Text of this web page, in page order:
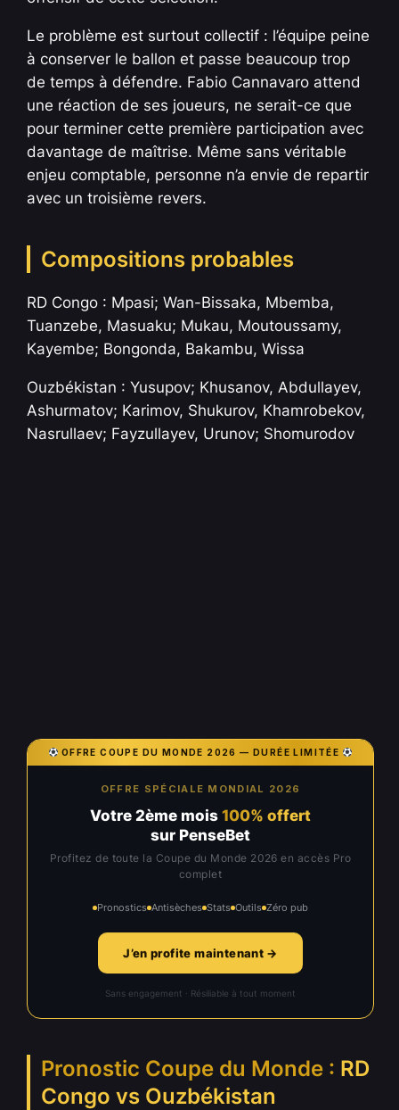
Le problème est surtout collectif : l’équipe peine
à conserver le ballon et passe beaucoup trop
de temps à défendre. Fabio Cannavaro attend
une réaction de ses joueurs, ne serait-ce que
pour terminer cette première participation avec
davantage de maîtrise. Même sans véritable
enjeu comptable, personne n’a envie de repartir
avec un troisième revers.
Compositions probables
RD Congo : Mpasi; Wan-Bissaka, Mbemba,
Tuanzebe, Masuaku; Mukau, Moutoussamy,
Kayembe; Bongonda, Bakambu, Wissa
Ouzbékistan : Yusupov; Khusanov, Abdullayev,
Ashurmatov; Karimov, Shukurov, Khamrobekov,
Nasrullaev; Fayzullayev, Urunov; Shomurodov
OFFRE COUPE DU MONDE 2026 — DURÉE LIMITÉE
OFFRE SPÉCIALE MONDIAL 2026
Votre 2ème mois 100% offert
sur PenseBet
Profitez de toute la Coupe du Monde 2026 en accès Pro
complet
Pronostics Antisèches Stats Outils Zéro pub
J’en profite maintenant →
Sans engagement · Résiliable à tout moment
Pronostic Coupe du Monde : RD
Congo vs Ouzbékistan